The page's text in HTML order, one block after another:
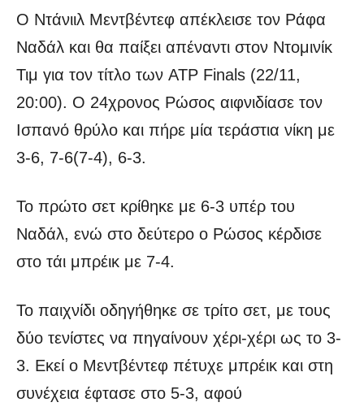
Ο Ντάνιιλ Μεντβέντεφ απέκλεισε τον Ράφα
Ναδάλ και θα παίξει απέναντι στον Ντομινίκ
Τιμ για τον τίτλο των ATP Finals (22/11,
20:00). Ο 24χρονος Ρώσος αιφνιδίασε τον
Ισπανό θρύλο και πήρε μία τεράστια νίκη με
3-6, 7-6(7-4), 6-3.
Το πρώτο σετ κρίθηκε με 6-3 υπέρ του
Ναδάλ, ενώ στο δεύτερο ο Ρώσος κέρδισε
στο τάι μπρέικ με 7-4.
Το παιχνίδι οδηγήθηκε σε τρίτο σετ, με τους
δύο τενίστες να πηγαίνουν χέρι-χέρι ως το 3-
3. Εκεί ο Μεντβέντεφ πέτυχε μπρέικ και στη
συνέχεια έφτασε στο 5-3, αφού